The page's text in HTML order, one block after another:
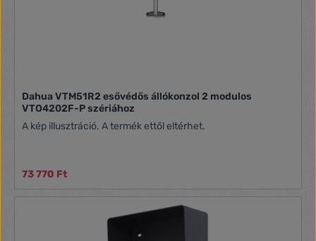
Dahua VTM51R2 esővédős állókonzol 2 modulos
VTO4202F-P szériához
A kép illusztráció. A termék ettől eltérhet.
73 770 Ft